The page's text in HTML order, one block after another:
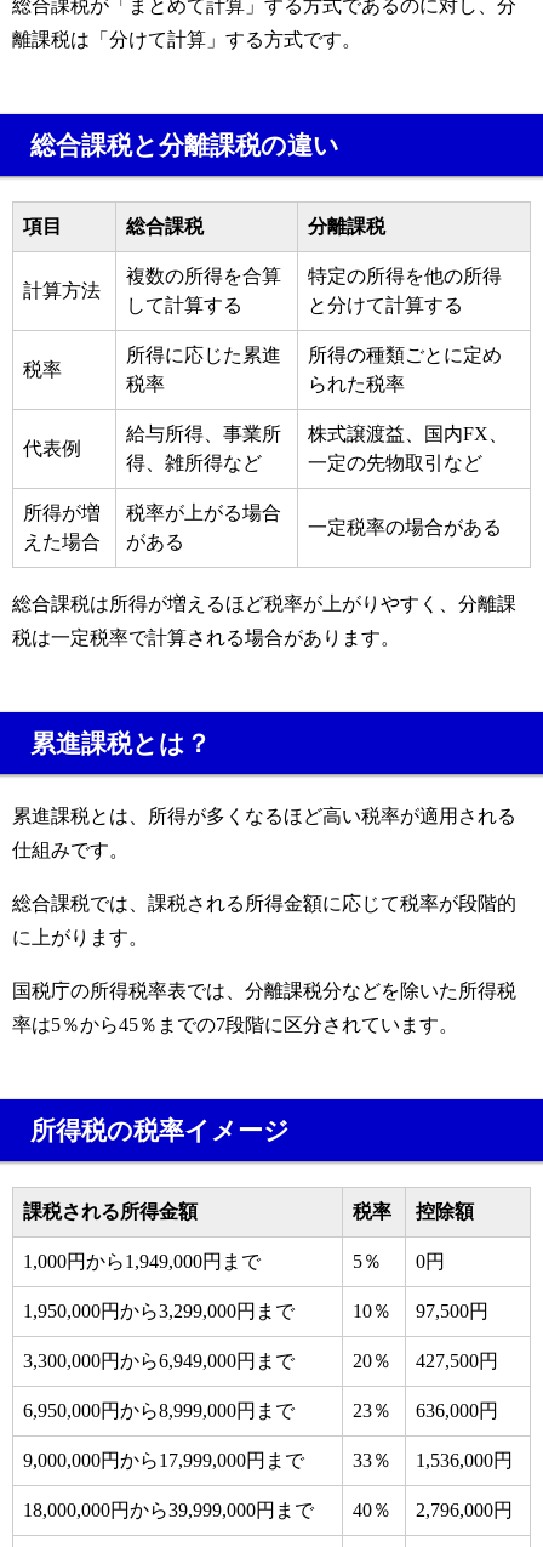
総合課税が「まとめて計算」する方式であるのに対し、分
離課税は「分けて計算」する方式です。
総合課税と分離課税の違い
項目 総合課税 分離課税
計算方法
複数の所得を合算
して計算する
特定の所得を他の所得
と分けて計算する
税率
所得に応じた累進
税率
所得の種類ごとに定め
られた税率
代表例
給与所得、事業所
得、雑所得など
株式譲渡益、国内FX、
一定の先物取引など
所得が増
えた場合
税率が上がる場合
がある
一定税率の場合がある
総合課税は所得が増えるほど税率が上がりやすく、分離課
税は一定税率で計算される場合があります。
累進課税とは？
累進課税とは、所得が多くなるほど高い税率が適用される
仕組みです。
総合課税では、課税される所得金額に応じて税率が段階的
に上がります。
国税庁の所得税率表では、分離課税分などを除いた所得税
率は5％から45％までの7段階に区分されています。
所得税の税率イメージ
課税される所得金額 税率 控除額
1,000円から1,949,000円まで 5％ 0円
1,950,000円から3,299,000円まで 10％ 97,500円
3,300,000円から6,949,000円まで 20％ 427,500円
6,950,000円から8,999,000円まで 23％ 636,000円
9,000,000円から17,999,000円まで 33％ 1,536,000円
18,000,000円から39,999,000円まで 40％ 2,796,000円